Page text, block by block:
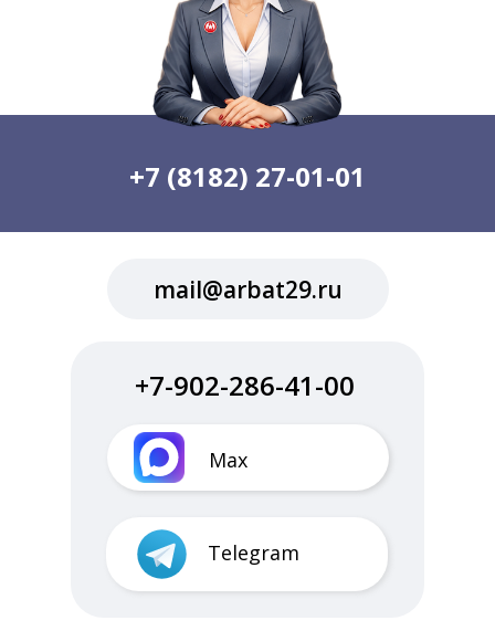
mail@arbat29.ru
+7 (8182) 27-01-01
Max
+7-902-286-41-00
Telegram